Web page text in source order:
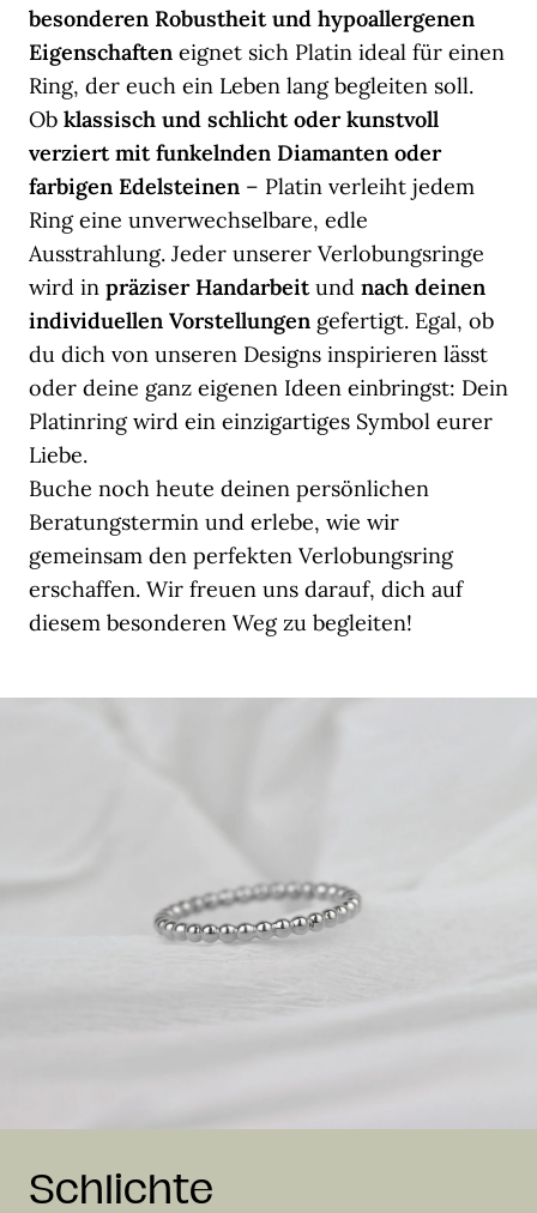
besonderen Robustheit und hypoallergenen
Eigenschaften eignet sich Platin ideal für einen
Ring, der euch ein Leben lang begleiten soll.
Ob klassisch und schlicht oder kunstvoll
verziert mit funkelnden Diamanten oder
farbigen Edelsteinen – Platin verleiht jedem
Ring eine unverwechselbare, edle
Ausstrahlung. Jeder unserer Verlobungsringe
wird in präziser Handarbeitund nach deinen
individuellen Vorstellungen gefertigt. Egal, ob
du dich von unseren Designs inspirieren lässt
oder deine ganz eigenen Ideen einbringst: Dein
Platinring wird ein einzigartiges Symbol eurer
Liebe.
Buche noch heute deinen persönlichen
Beratungstermin und erlebe, wie wir
gemeinsam den perfekten Verlobungsring
erschaffen. Wir freuen uns darauf, dich auf
diesem besonderen Weg zu begleiten!
Schlichte